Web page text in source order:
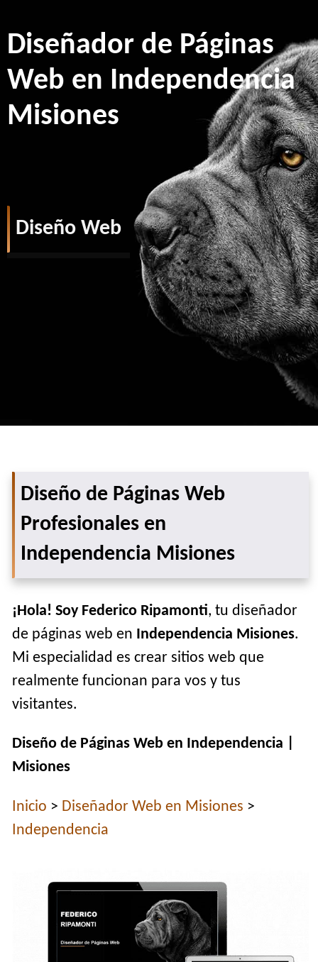
Diseñador de Páginas
Web en Independencia
Misiones
Diseño Web
Diseño de Páginas Web
Profesionales en
Independencia Misiones
¡Hola! Soy Federico Ripamonti, tu diseñador
de páginas web en Independencia Misiones.
Mi especialidad es crear sitios web que
realmente funcionan para vos y tus
visitantes.
Diseño de Páginas Web en Independencia |
Misiones
Inicio > Diseñador Web en Misiones >
Independencia